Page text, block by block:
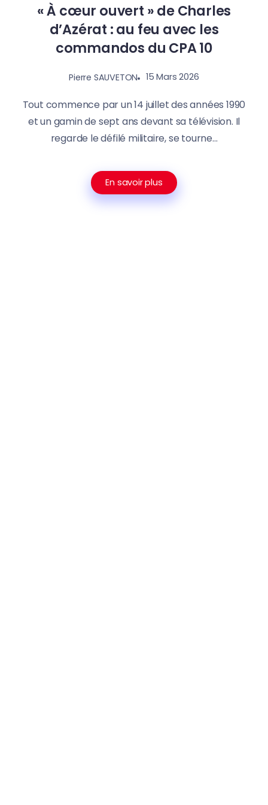
« À cœur ouvert » de Charles
d’Azérat : au feu avec les
commandos du CPA 10
Pierre SAUVETON 15 Mars 2026
Tout commence par un 14 juillet des années 1990
et un gamin de sept ans devant sa télévision. Il
regarde le défilé militaire, se tourne...
En savoir plus